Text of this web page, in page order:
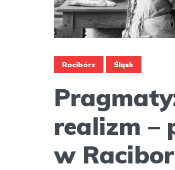
Racibórz Śląsk
realizm –
w